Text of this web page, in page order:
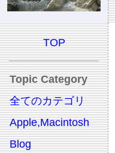
TOP
Topic Category
全てのカテゴリ
Apple,Macintosh
Blog